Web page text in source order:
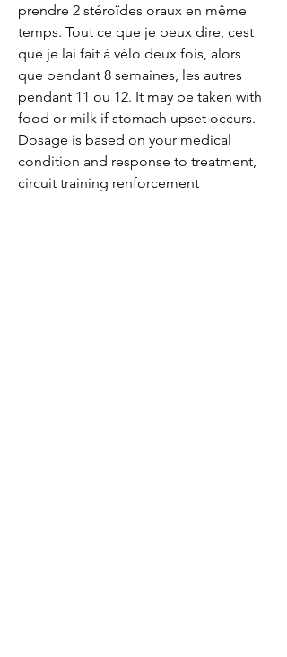
prendre 2 stéroïdes oraux en même
temps. Tout ce que je peux dire, cest
que je lai fait à vélo deux fois, alors
que pendant 8 semaines, les autres
pendant 11 ou 12. It may be taken with
food or milk if stomach upset occurs.
Dosage is based on your medical
condition and response to treatment,
circuit training renforcement